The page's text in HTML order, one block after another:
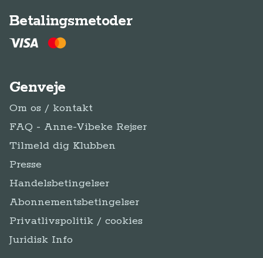
Betalingsmetoder
Genveje
Om os / kontakt
FAQ - Anne-Vibeke Rejser
Tilmeld dig Klubben
Presse
Handelsbetingelser
Abonnementsbetingelser
Privatlivspolitik / cookies
Juridisk Info